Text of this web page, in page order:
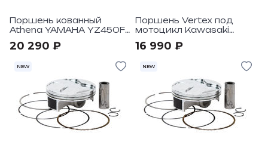
Поршень кованный
Athena YAMAHA YZ450F
20 290 ₽
Поршень Vertex под
мотоцикл Kawasaki
Replica
16 990 ₽
NEW NEW